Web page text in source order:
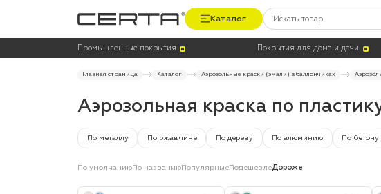
Каталог
Промышленные покрытия Покрытия для дома и дачи
Главная страница Каталог Аэрозольные краски (эмали) в баллончиках
Аэрозольная краска по
По металлу По ржавчине По дереву По алюминию По бетону
Термостойкость, до °C Цвет
По умолчаниюПо названиюПопулярныеПодешевлеДороже